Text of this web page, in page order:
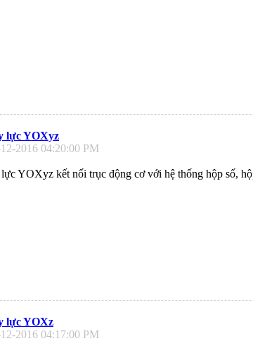
lực YOXyz
2016 04:20:00 PM
YOXyz kết nối trục động cơ với hệ thống hộp số,
lực YOXz
2016 04:17:00 PM